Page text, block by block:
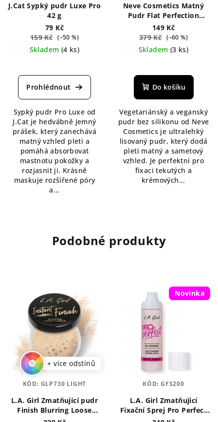
J.Cat Sypký pudr Luxe Pro
42 g
79 Kč
159 Kč (–50 %)
Skladem (4 ks)
hodnocení
produktu
z
5
hvězdiček.
Sypký pudr Pro Luxe od
J.Cat je hedvábně jemný
prášek, který zanechává
matný vzhled pleti a
pomáhá absorbovat
mastnotu pokožky a
rozjasnit ji. Krásně
maskuje rozšířené póry
a...
Neve Cosmetics Matný
Pudr Flat Perfection
Velvet 8 g
149 Kč
379 Kč (–60 %)
Skladem (3 ks)
hodnocení
produktu
z
5
hvězdiček.
Do košíku
Vegetariánský a veganský
pudr bez silikonu od Neve
Cosmetics je ultralehký
lisovaný pudr, který dodá
pleti matný a sametový
vzhled. Je perfektní pro
fixaci tekutých a
krémových...
Podobné produkty
+ více odstínů
L.A. Girl Zmatňující pudr
Finish Blurring Loose
Powder 6 g
KÓD: GLP730 LIGHT
Novinka
L.A. Girl Zmatňujicí
Fixační Sprej Pro Perfect
Long-Wear 105 ml
KÓD:GFS200